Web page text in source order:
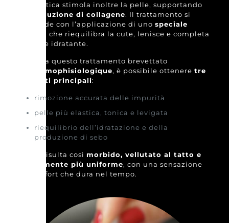
magnetica stimola inoltre la pelle, supportando
produzione di collagene. Il trattamento si
conclude con l’applicazione di uno speciale
, che riequilibra la cute, lenisce e completa
l’azione idratante.
Grazie a questo trattamento brevettato
Dermophisiologique, è possibile ottenere tre
risultati principali:
rimozione accurata delle impurità
pelle più elastica, tonica e levigata
riequilibrio dell’idratazione e della
produzione di sebo
Il viso risulta così morbido, vellutato al tatto e
visibilmente più uniforme, con una sensazione
di comfort che dura nel tempo.